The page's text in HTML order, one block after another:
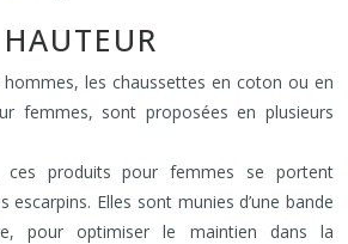
les chaussettes en coton ou en
femmes, sont proposées en plusieurs
ces produits pour femmes se portent
escarpins. Elles sont munies d’une bande
pour optimiser le maintien dans la